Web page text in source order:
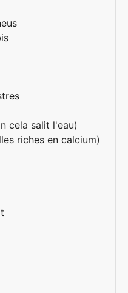
cela salit l'eau)
riches en calcium)